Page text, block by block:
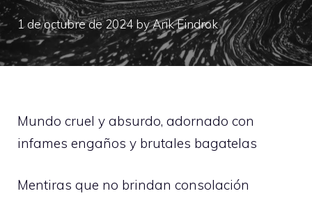
1 de octubre de 2024 byArik Eindrok
Mundo cruel y absurdo, adornado con
infames engaños y brutales bagatelas
Mentiras que no brindan consolación